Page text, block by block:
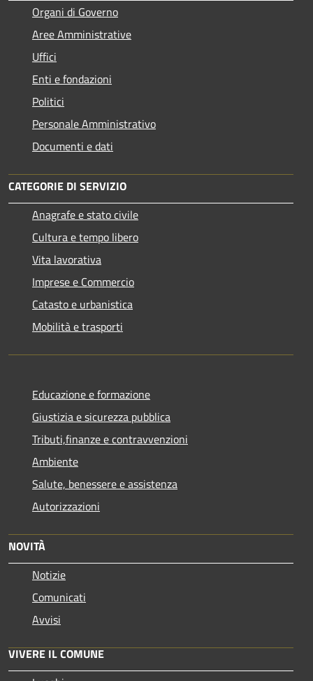
Organi di Governo
Aree Amministrative
Uffici
Enti e fondazioni
Politici
Personale Amministrativo
Documenti e dati
CATEGORIE DI SERVIZIO
Anagrafe e stato civile
Cultura e tempo libero
Vita lavorativa
Imprese e Commercio
Catasto e urbanistica
Mobilità e trasporti
Educazione e formazione
Giustizia e sicurezza pubblica
Tributi,finanze e contravvenzioni
Ambiente
Salute, benessere e assistenza
Autorizzazioni
NOVITÀ
Notizie
Comunicati
Avvisi
VIVERE IL COMUNE